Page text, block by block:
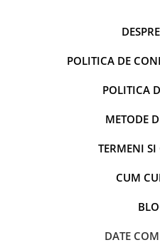
POLITICA DE
POLITICA
METODE
TERMENI
CUM
DATE